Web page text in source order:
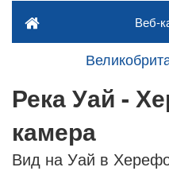
Веб-
Река Уай -
камера
Вид на Уай в